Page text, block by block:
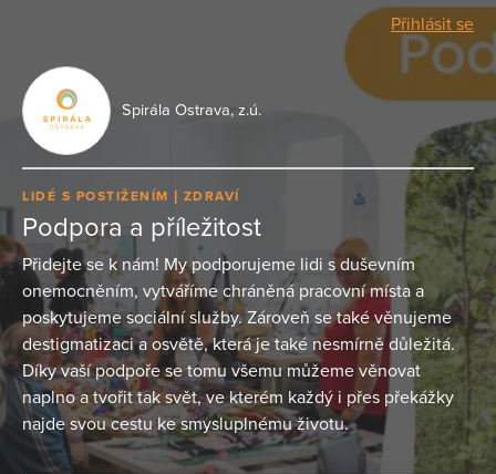
Přihlásit se
Spirála Ostrava, z.ú.
LIDÉ S POSTIŽENÍM ZDRAVÍ
Podpora a příležitost
Přidejte se k nám! My podporujeme lidi s duševním
onemocněním, vytváříme chráněná pracovní místa a
poskytujeme sociální služby. Zároveň se také věnujeme
destigmatizaci a osvětě, která je také nesmírně důležitá.
Díky vaší podpoře se tomu všemu můžeme věnovat
naplno a tvořit tak svět, ve kterém každý i přes překážky
najde svou cestu ke smysluplnému životu.